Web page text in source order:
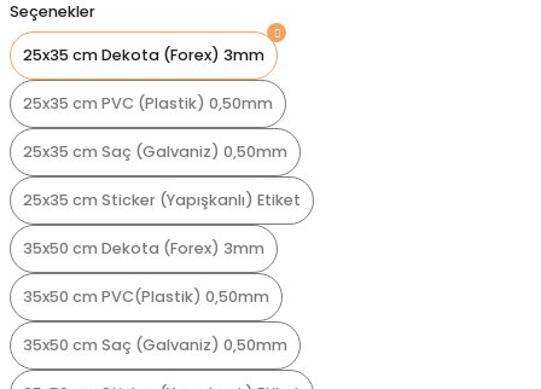
Seçenekler
25x35 cm Dekota (Forex) 3mm
25x35 cm PVC (Plastik) 0,50mm
25x35 cm Saç (Galvaniz) 0,50mm
25x35 cm Sticker (Yapışkanlı) Etiket
35x50 cm Dekota (Forex) 3mm
35x50 cm PVC(Plastik) 0,50mm
35x50 cm Saç (Galvaniz) 0,50mm